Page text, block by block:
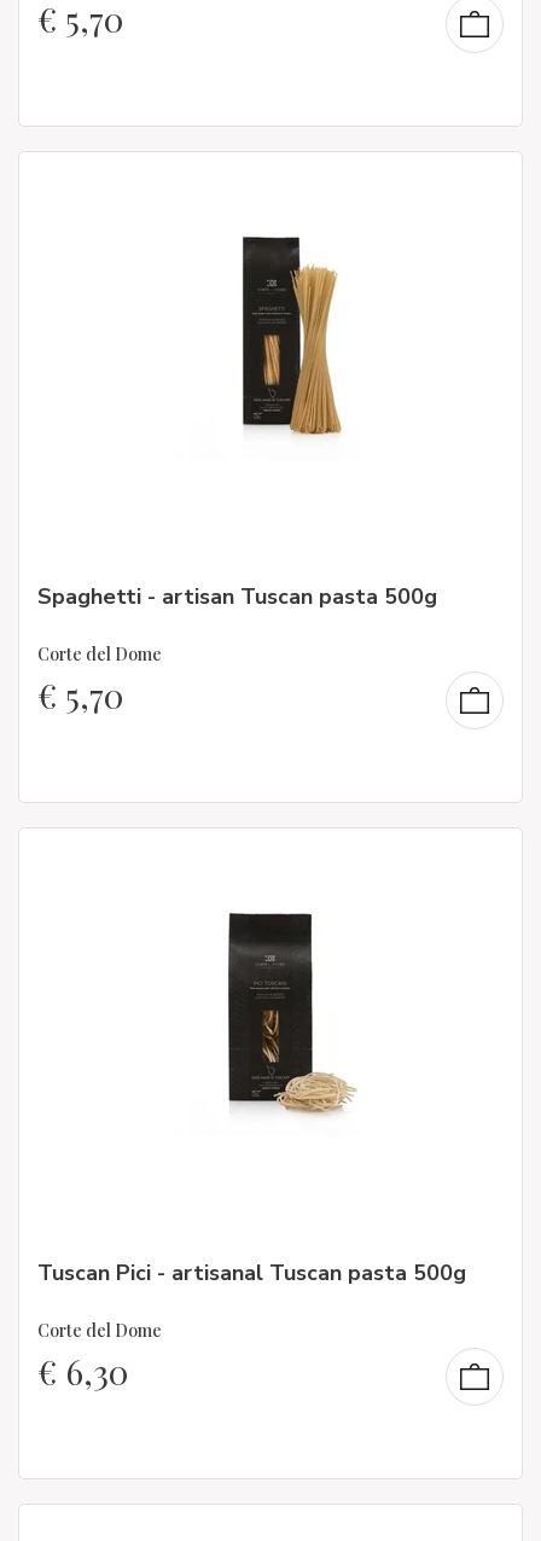
€ 5,70
Spaghetti - artisan Tuscan pasta 500g
Corte del Dome
€ 5,70
Tuscan Pici - artisanal Tuscan pasta 500g
Corte del Dome
€ 6,30